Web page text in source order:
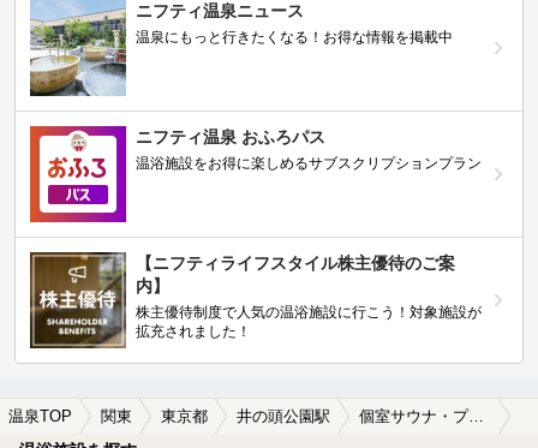
ニフティ温泉ニュース
温泉にもっと行きたくなる！お得な情報を掲載中
ニフティ温泉 おふろパス
温浴施設をお得に楽しめるサブスクリプションプラン
【ニフティライフスタイル株主優待のご案
内】
株主優待制度で人気の温浴施設に行こう！対象施設が
拡充されました！
温泉TOP 関東 東京都 井の頭公園駅 個室サウナ・プライベートサウナがある井の頭公園駅近くの温泉、日帰り温泉、スーパー銭湯おすすめ